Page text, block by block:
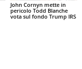
John Cornyn mette in
pericolo Todd Blanche
vota sul fondo Trump IRS